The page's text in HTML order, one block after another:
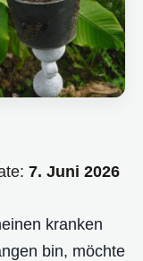
7. Juni 2026
kranken
bin, möchte